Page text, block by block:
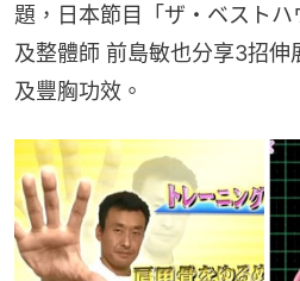
題，日本節目「ザ・ベスト
及整體師 前島敏也分享3招伸
及豐胸功效。